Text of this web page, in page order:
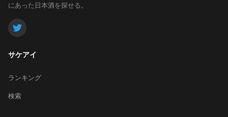
にあった日本酒を探せる。
サケアイ
ランキング
検索